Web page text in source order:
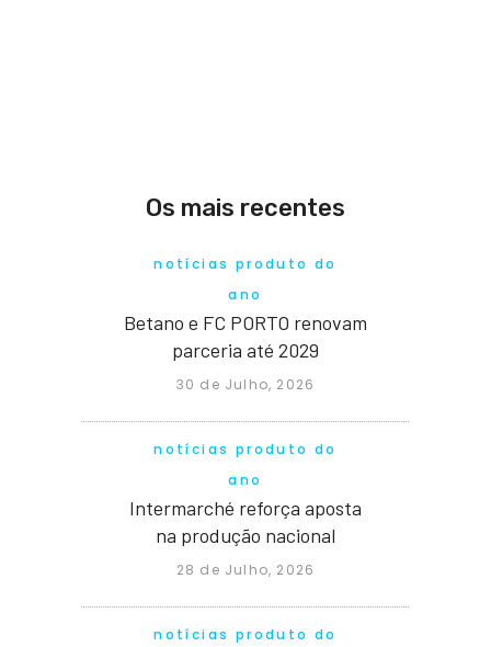
Os mais recentes
notícias produto do
ano
Betano e FC PORTO renovam
parceria até 2029
30 de Julho, 2026
notícias produto do
ano
Intermarché reforça aposta
na produção nacional
28 de Julho, 2026
notícias produto do